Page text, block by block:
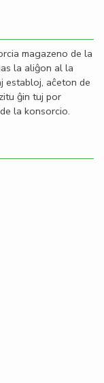
magazeno de la
la aliĝon al la
establoj, aĉeton de
ĝin tuj por
la konsorcio.